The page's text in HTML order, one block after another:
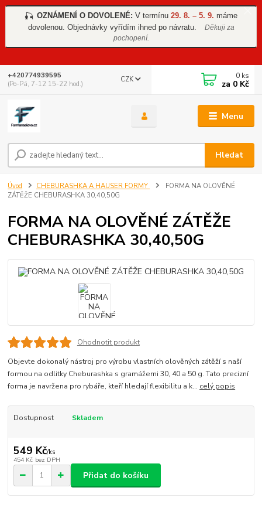
🎣 OZNÁMENÍ O DOVOLENÉ: V termínu 29. 8. – 5. 9. máme
dovolenou. Objednávky vyřídím ihned po návratu.
Děkuji za
pochopení.
Menu
CZK
Hledat
+420774939595
(Po-Pá, 7-12 15-22 hod.)
0 ks
za 0 Kč
Úvod CHEBURASHKA A HAUSER FORMY
FORMA NA OLOVĚNÉ
ZÁTĚŽE CHEBURASHKA 30,40,50G
FORMA NA OLOVĚNÉ ZÁTĚŽE
CHEBURASHKA 30,40,50G
Ohodnotit produkt
Objevte dokonalý nástroj pro výrobu vlastních olověných zátěží s naší
formou na odlitky Cheburashka s gramážemi 30, 40 a 50 g. Tato precizní
forma je navržena pro rybáře, kteří hledají flexibilitu a k... celý popis
Dostupnost Skladem
549 Kč/ks
454 Kč bez DPH
Přidat do košíku